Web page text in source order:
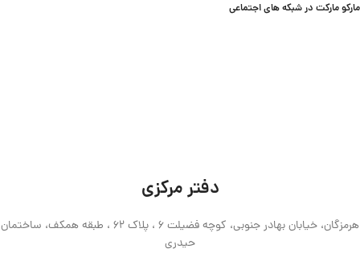
مارکو مارکت در شبکه های اجتماعی
دفتر مرکزی
هرمزگان، خیابان بهادر جنوبی، کوچه فضیلت 6 ، پلاک 62 ، طبقه همکف، ساختمان
حیدری